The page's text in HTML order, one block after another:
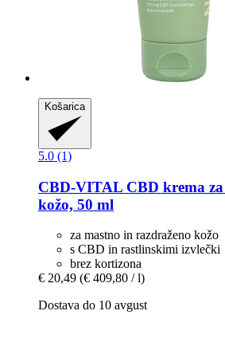
Košarica
5.0 (1)
CBD-VITAL CBD krema
kožo, 50 ml
za mastno in razdraženo kožo
s CBD in rastlinskimi izvlečki
brez kortizona
€ 20,49 (€ 409,80 / l)
Dostava do 10 avgust